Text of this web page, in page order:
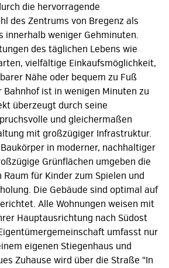
die hervorragende
des Zentrums von Bregenz als
innerhalb weniger Gehminuten.
des täglichen Lebens wie
vielfältige Einkaufsmöglichkeit,
Nähe oder bequem zu Fuß
Bahnhof ist in wenigen Minuten zu
überzeugt durch seine
und gleichermaßen
mit großzügiger Infrastruktur.
in moderner, nachhaltiger
Grünflächen umgeben die
Raum für Kinder zum Spielen und
Die Gebäude sind optimal auf
Alle Wohnungen weisen mit
Hauptausrichtung nach Südost
umfasst nur
eigenen Stiegenhaus und
Zuhause wird über die Straße "In